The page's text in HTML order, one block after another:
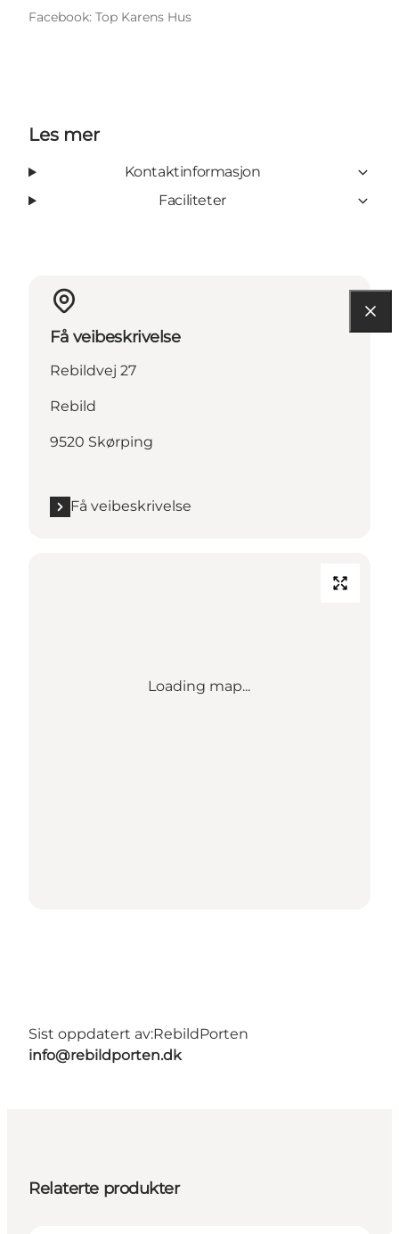
Facebook: Top Karens Hus
Les mer
Kontaktinformasjon
Faciliteter
Få veibeskrivelse
Rebildvej 27
Rebild
9520 Skørping
Få veibeskrivelse
Loading map...
Sist oppdatert av:RebildPorten
info@rebildporten.dk
Relaterte produkter